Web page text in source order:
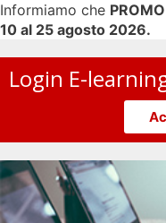
Informiamo che
10 al 25 agosto 2026.
Login E-